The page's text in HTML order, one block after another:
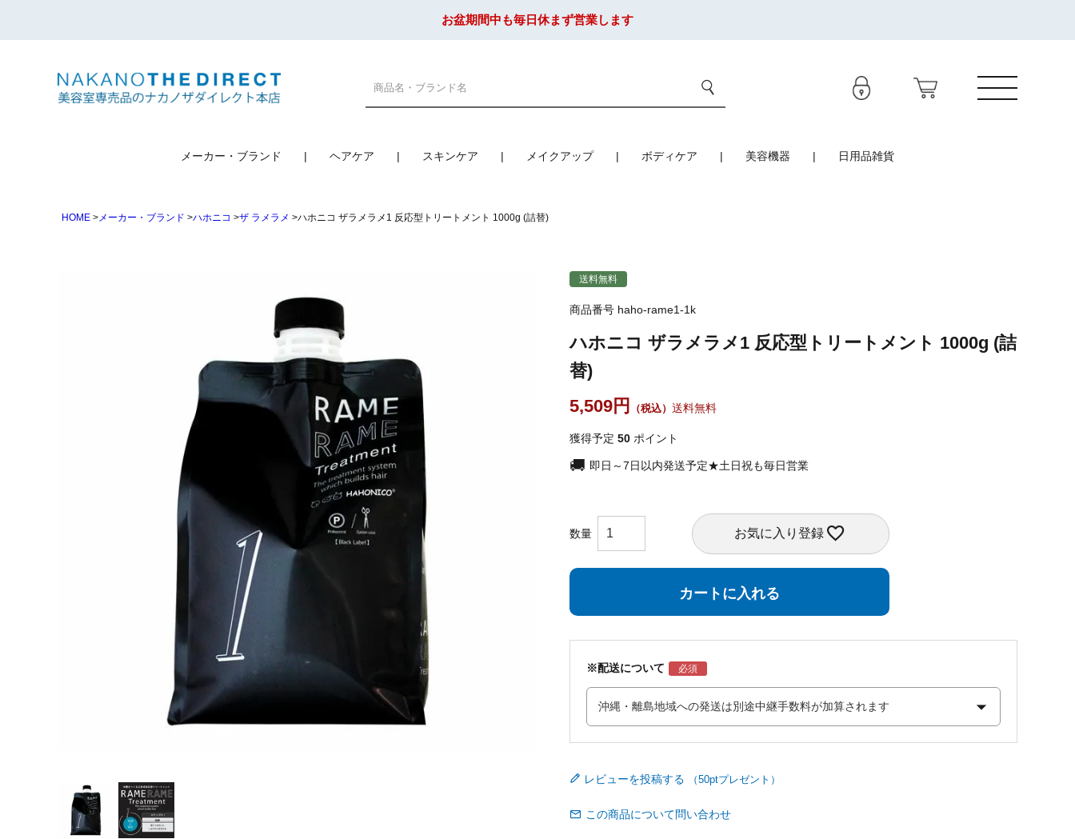
お盆期間中も毎日休まず営業します
メーカー・ブランド ヘアケア スキンケア メイクアップ ボディケア 美容機器 日用品雑貨
HOME メーカー・ブランド ハホニコ ザ ラメラメ ハホニコ ザラメラメ1 反応型トリートメント 1000g (詰替)
送料無料
商品番号 haho-rame1-1k
ハホニコ ザラメラメ1 反応型トリートメント 1000g (詰
替)
5,509
送料無料
獲得予定 50 ポイント
即日～7日以内発送予定★土日祝も毎日営業
お気に入り登録
カートに入れる
※配送について
レビューを投稿する
この商品について問い合わせ